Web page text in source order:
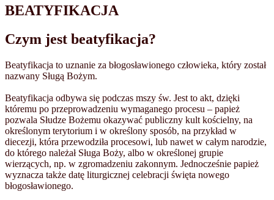
BEATYFIKACJA
Czym jest beatyfikacja?
Beatyfikacja to uznanie za błogosławionego człowieka, który został
nazwany Sługą Bożym.
Beatyfikacja odbywa się podczas mszy św. Jest to akt, dzięki
któremu po przeprowadzeniu wymaganego procesu – papież
pozwala Słudze Bożemu okazywać publiczny kult kościelny, na
określonym terytorium i w określony sposób, na przykład w
diecezji, która przewodziła procesowi, lub nawet w całym narodzie,
do którego należał Sługa Boży, albo w określonej grupie
wierzących, np. w zgromadzeniu zakonnym. Jednocześnie papież
wyznacza także datę liturgicznej celebracji święta nowego
błogosławionego.